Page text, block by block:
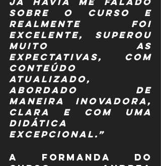
sobre o curso e
realmente foi
excelente, superou
muito as
expectativas, com
conteúdo
atualizado,
abordado de
maneira inovadora,
clara e com uma
didática
excepcional.”
A formanda do